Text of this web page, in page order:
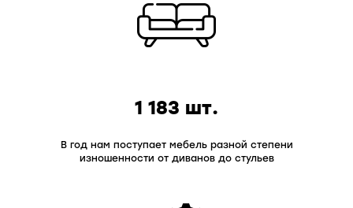
1 183 шт.
В год нам поступает мебель разной степени
изношенности от диванов до стульев